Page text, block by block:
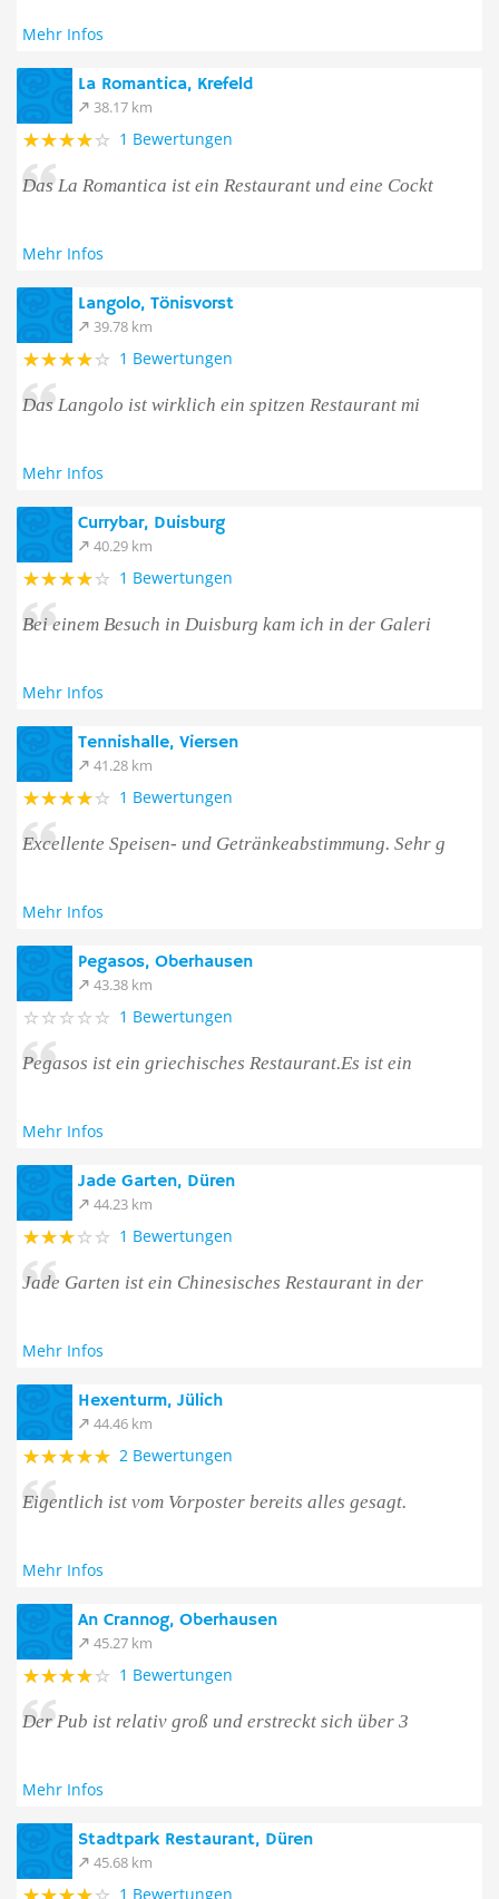
Mehr Infos
La Romantica, Krefeld
38.17 km
1 Bewertungen
Das La Romantica ist ein Restaurant und eine Cockt
Mehr Infos
Langolo, Tönisvorst
39.78 km
1 Bewertungen
Das Langolo ist wirklich ein spitzen Restaurant mi
Mehr Infos
Currybar, Duisburg
40.29 km
1 Bewertungen
Bei einem Besuch in Duisburg kam ich in der Galeri
Mehr Infos
Tennishalle, Viersen
41.28 km
1 Bewertungen
Excellente Speisen- und Getränkeabstimmung. Sehr g
Mehr Infos
Pegasos, Oberhausen
43.38 km
1 Bewertungen
Pegasos ist ein griechisches Restaurant.Es ist ein
Mehr Infos
Jade Garten, Düren
44.23 km
1 Bewertungen
Jade Garten ist ein Chinesisches Restaurant in der
Mehr Infos
Hexenturm, Jülich
44.46 km
2 Bewertungen
Eigentlich ist vom Vorposter bereits alles gesagt.
Mehr Infos
An Crannog, Oberhausen
45.27 km
1 Bewertungen
Der Pub ist relativ groß und erstreckt sich über 3
Mehr Infos
Stadtpark Restaurant, Düren
45.68 km
1 Bewertungen